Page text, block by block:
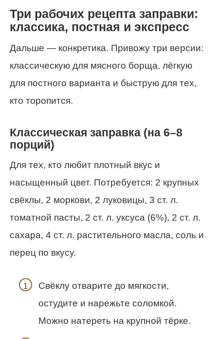
Три рабочих рецепта заправки:
классика, постная и экспресс
Дальше — конкретика. Привожу три версии:
классическую для мясного борща, лёгкую
для постного варианта и быструю для тех,
кто торопится.
Классическая заправка (на 6–8
порций)
Для тех, кто любит плотный вкус и
насыщенный цвет. Потребуется: 2 крупных
свёклы, 2 моркови, 2 луковицы, 3 ст. л.
томатной пасты, 2 ст. л. уксуса (6%), 2 ст. л.
сахара, 4 ст. л. растительного масла, соль и
перец по вкусу.
Свёклу отварите до мягкости,
остудите и нарежьте соломкой.
Можно натереть на крупной тёрке.